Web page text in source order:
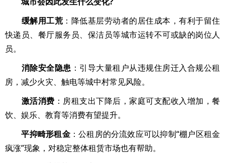
缓解用工荒 ：降低基层劳动者的居住成本，有利于留住
快递员、餐厅服务员、保洁员等城市运转不可或缺的岗位人
员。
消除安全隐患 ：引导大量租户从违规住房迁入合规公租
房，减少火灾、触电等城中村常见风险。
激活消费 ：房租支出下降后，家庭可支配收入增加，餐
饮、娱乐、教育等消费有望提升。
平抑畸形租金：公租房的分流效应可以抑制“棚户区租金
疯涨”现象，对稳定整体租赁市场也有帮助。